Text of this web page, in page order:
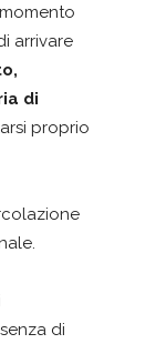
arrivare
di
proprio
di